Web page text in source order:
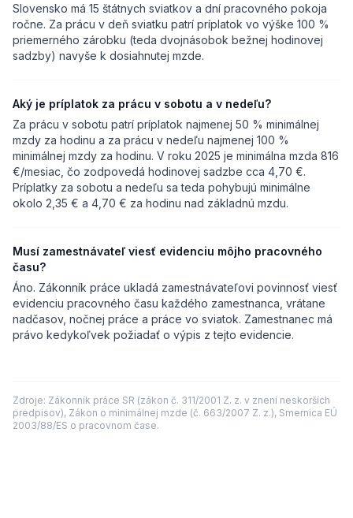
Slovensko má 15 štátnych sviatkov a dní pracovného pokoja
ročne. Za prácu v deň sviatku patrí príplatok vo výške 100 %
priemerného zárobku (teda dvojnásobok bežnej hodinovej
sadzby) navyše k dosiahnutej mzde.
Aký je príplatok za prácu v sobotu a v nedeľu?
Za prácu v sobotu patrí príplatok najmenej 50 % minimálnej
mzdy za hodinu a za prácu v nedeľu najmenej 100 %
minimálnej mzdy za hodinu. V roku 2025 je minimálna mzda 816
€/mesiac, čo zodpovedá hodinovej sadzbe cca 4,70 €.
Príplatky za sobotu a nedeľu sa teda pohybujú minimálne
okolo 2,35 € a 4,70 € za hodinu nad základnú mzdu.
Musí zamestnávateľ viesť evidenciu môjho pracovného
času?
Áno. Zákonník práce ukladá zamestnávateľovi povinnosť viesť
evidenciu pracovného času každého zamestnanca, vrátane
nadčasov, nočnej práce a práce vo sviatok. Zamestnanec má
právo kedykoľvek požiadať o výpis z tejto evidencie.
Zdroje: Zákonník práce SR (zákon č. 311/2001 Z. z. v znení neskorších
predpisov), Zákon o minimálnej mzde (č. 663/2007 Z. z.), Smernica EÚ
2003/88/ES o pracovnom čase.